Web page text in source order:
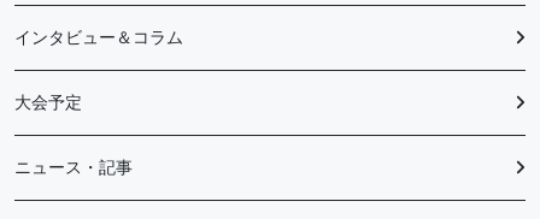
インタビュー＆コラム
大会予定
ニュース・記事